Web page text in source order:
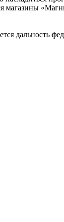
магазины
дальность